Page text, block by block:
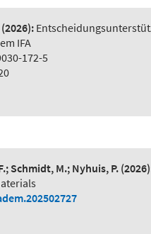
(2026):
IFA
172-5
Schmidt, M.; Nyhuis, P.